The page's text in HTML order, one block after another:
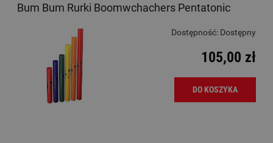
Bum Bum Rurki Boomwchachers Pentatonic
Dostępność: Dostępny
105,00 zł
DO KOSZYKA